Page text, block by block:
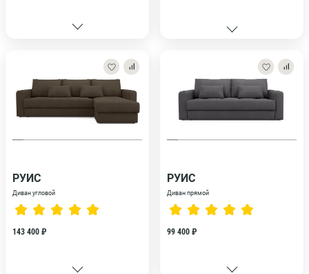
РУИС
Диван угловой
143 400 ₽
РУИС
Диван прямой
99 400 ₽